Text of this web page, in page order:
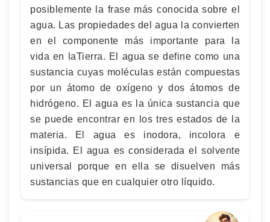
posiblemente la frase más conocida sobre el
agua. Las propiedades del agua la convierten
en el componente más importante para la
vida en laTierra. El agua se define como una
sustancia cuyas moléculas están compuestas
por un átomo de oxígeno y dos átomos de
hidrógeno. El agua es la única sustancia que
se puede encontrar en los tres estados de la
materia. El agua es inodora, incolora e
insípida. El agua es considerada el solvente
universal porque en ella se disuelven más
sustancias que en cualquier otro líquido.